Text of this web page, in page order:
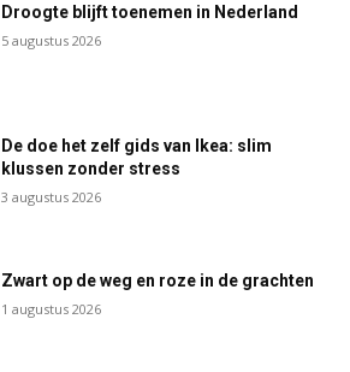
Droogte blijft toenemen in Nederland
5 augustus 2026
De doe het zelf gids van Ikea: slim
klussen zonder stress
3 augustus 2026
Zwart op de weg en roze in de grachten
1 augustus 2026